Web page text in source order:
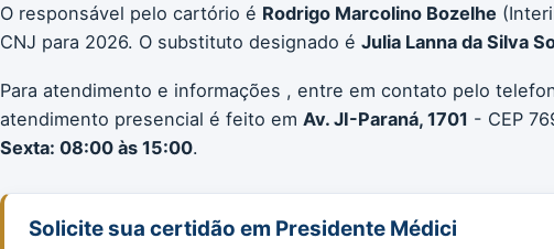
O responsável pelo cartório é Rodrigo Marcolino Bozelhe
CNJ para 2026. O substituto designado é Julia Lanna da Silva
Para atendimento e informações , entre em contato pelo
atendimento presencial é feito em Av. JI-Paraná, 1701 - CEP
Sexta: 08:00 às 15:00.
Solicite sua certidão em Presidente Médici